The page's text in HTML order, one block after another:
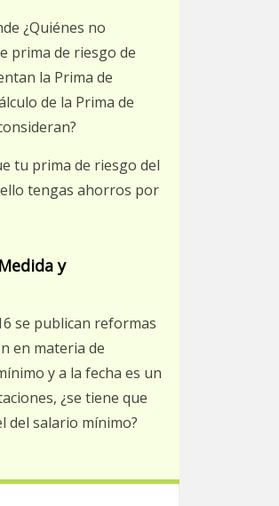
¿Quiénes no
prima de riesgo de
la Prima de
de la Prima de
tu prima de riesgo del
tengas ahorros por
y
se publican reformas
en materia de
y a la fecha es un
¿se tiene que
del salario mínimo?